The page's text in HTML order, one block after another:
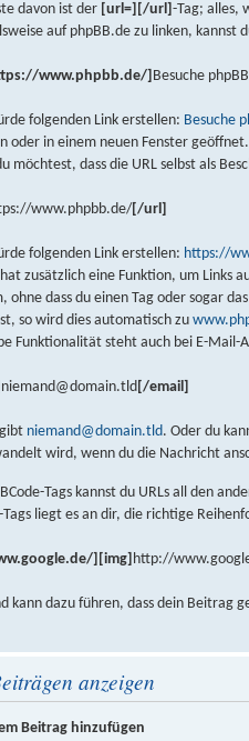
davon ist der [url=][/url]-Tag; alles,
auf phpBB.de zu linken, kannst
www.phpbb.de/] Besuche
folgenden Link erstellen: Besuche
oder in einem neuen Fenster geöffnet.
möchtest, dass die URL selbst als
www.phpbb.de/[/url]
folgenden Link erstellen: https://
zusätzlich eine Funktion, um Links
ohne dass du einen Tag oder sogar
so wird dies automatisch zu
Funktionalität steht auch bei E-Mail-
niemand@domain.tld[/email]
niemand@domain.tld. Oder du
wird, wenn du die Nachricht
Tags kannst du URLs all den
liegt es an dir, die richtige
][img] http://
kann dazu führen, dass dein Beitrag
anzeigen
Beitrag hinzufügen